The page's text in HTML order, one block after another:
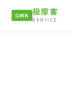
GMK 极摩客
GENIICE